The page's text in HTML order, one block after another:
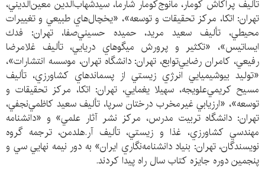
تأليف پراكاش كومار، مانوج‌كومار شارما، سيدشهاب‌الدين معين‌الديني،
تهران: اتكا، مركز تحقيقات و توسعه»، «يخچال‌هاي طبيعي و تغييرات
محيطي، تأليف سعيد مريد، حميده حسيني‌صفا، تهران: فدك
ايساتيس»، «تكثير و پرورش ميگوهاي دريايي، تأليف غلامرضا
رفيعي، كامران رضايي‌توابع، تهران: دانشگاه تهران، موسسه انتشارات»،
«توليد بيوشيميايي انرژي زيستي از پسماندهاي كشاورزي، تأليف
مسيح كريمي‌علويجه، سهيلا يغمايي، تهران: اتكا، مركز تحقيقات و
توسعه»، «ارزيابي غيرمخرب درختان سرپا، تأليف سعيد كاظمي‌نجفي،
تهران: دانشگاه تربيت مدرس، مركز نشر آثار علمي» و «دانشنامه
مهندسي كشاورزي، غذا و زيستي، تأليف آر.هلدمن، ترجمه گروه
نويسندگان، تهران: بنياد دانشنامه‌نگاري ايران» به دور نيمه نهايي سي و
پنجمين دوره جايزه كتاب سال راه پيدا كردند.